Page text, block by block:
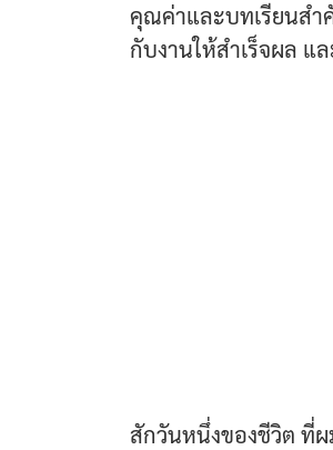
คุณค่าและบทเรียนสำ
กับงานให้สำเร็จผล แ
สักวันหนึ่งของชีวิต ที่ผ